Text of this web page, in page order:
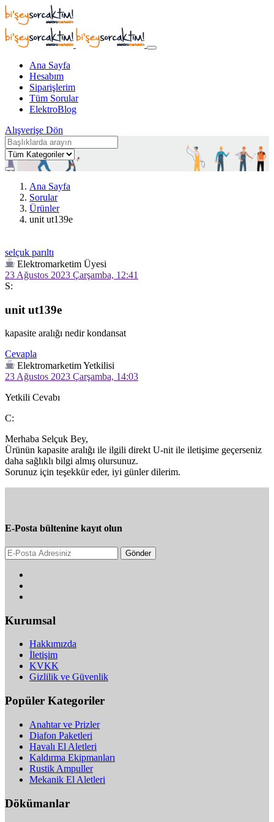
Ana Sayfa
Hesabım
Siparişlerim
Tüm Sorular
ElektroBlog
Alışverişe Dön
Ana Sayfa
Sorular
Ürünler
unit ut139e
selçuk parıltı
Elektromarketim Üyesi
23 Ağustos 2023 Çarşamba, 12:41
S:
unit ut139e
kapasite aralığı nedir kondansat
Cevapla
Elektromarketim Yetkilisi
23 Ağustos 2023 Çarşamba, 14:03
Yetkili Cevabı
C:
Merhaba Selçuk Bey,
Ürünün kapasite aralığı ile ilgili direkt U-nit ile iletişime geçerseniz
daha sağlıklı bilgi almış olursunuz.
Sorunuz için teşekkür eder, iyi günler dilerim.
E-Posta bültenine kayıt olun
Gönder
Kurumsal
Hakkımızda
İletişim
KVKK
Gizlilik ve Güvenlik
Popüler Kategoriler
Anahtar ve Prizler
Diafon Paketleri
Havalı El Aletleri
Kaldırma Ekipmanları
Rustik Ampuller
Mekanik El Aletleri
Dökümanlar